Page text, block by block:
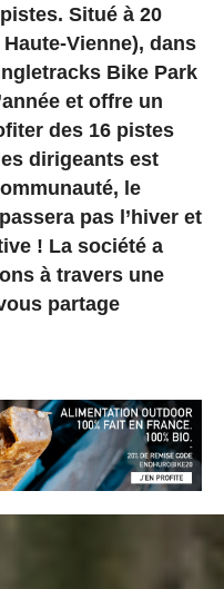
Situé à 20
Vienne), dans
Bike Park
et offre un
des 16 pistes
dirigeants est
le
pas l’hiver et
! La société a
à travers une
partage